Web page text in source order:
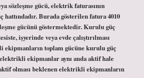
sözleşme gücü, elektrik faturasının
hattındadır. Burada gösterilen fatura 4010
gücünü göstermektedir. Kurulu güç
işyerinde veya evde çalıştırılması
ekipmanların toplam gücüne kurulu güç
ekipmanlar aynı anda aktif hale
olması beklenen elektrikli ekipmanların